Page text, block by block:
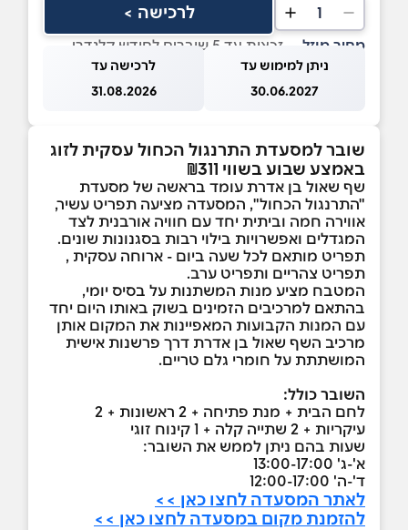
1 לרכישה >
מחיר מוזל — זכאות עד 5 שוברים לחודש קלנדרי
ניתן למימוש עד
30.06.2027
לרכישה עד
31.08.2026
שובר למסעדת התרנגול הכחול עסקית לזוג
באמצע שבוע בשווי ₪311
שף שאול בן אדרת עומד בראשה של מסעדת
"התרנגול הכחול", המסעדה מציעה תפריט עשיר,
אווירה חמה וביתית יחד עם חוויה אורבנית לצד
המגדלים ואפשרויות בילוי רבות בסגנונות שונים.
תפריט מותאם לכל שעה ביום - ארוחה עסקית ,
תפריט צהריים ותפריט ערב.
המטבח מציע מנות המשתנות על בסיס יומי,
בהתאם למרכיבים הזמינים בשוק באותו היום יחד
עם המנות הקבועות המאפיינות את המקום אותן
מרכיב השף שאול בן אדרת דרך פרשנות אישית
המושתתת על חומרי גלם טריים.
השובר כולל:
לחם הבית + מנת פתיחה + 2 ראשונות + 2
עיקריות + 2 שתייה קלה + 1 קינוח זוגי
שעות בהם ניתן לממש את השובר:
א'-ג' 13:00-17:00
ד'-ה' 12:00-17:00
לאתר המסעדה לחצו כאן >>
להזמנת מקום במסעדה לחצו כאן >>